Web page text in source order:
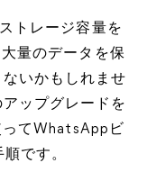
トレージ容量を
量のデータを保
いかもしれませ
ップグレードを
てWhatsAppビ
です。